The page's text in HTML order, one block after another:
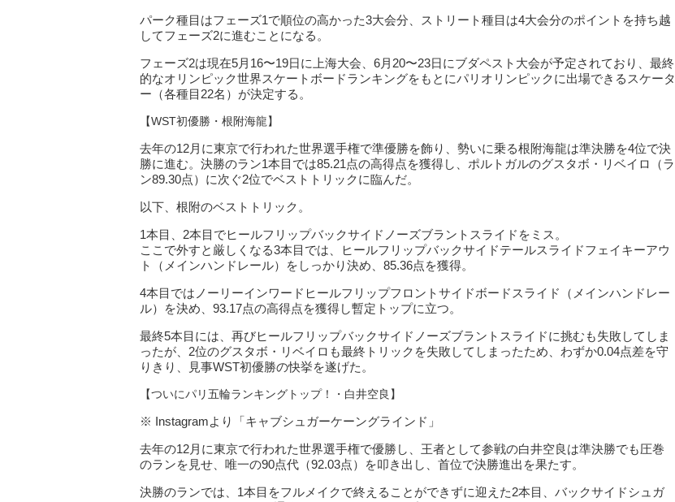
パーク種目はフェーズ1で順位の高かった3大会分、ストリート種目は4大会分のポイントを持ち越
してフェーズ2に進むことになる。
フェーズ2は現在5月16〜19日に上海大会、6月20〜23日にブダペスト大会が予定されており、最終
的なオリンピック世界スケートボードランキングをもとにパリオリンピックに出場できるスケータ
ー（各種目22名）が決定する。
【WST初優勝・根附海龍】
去年の12月に東京で行われた世界選手権で準優勝を飾り、勢いに乗る根附海龍は準決勝を4位で決
勝に進む。決勝のラン1本目では85.21点の高得点を獲得し、ポルトガルのグスタボ・リベイロ（ラ
ン89.30点）に次ぐ2位でベストトリックに臨んだ。
以下、根附のベストトリック。
1本目、2本目でヒールフリップバックサイドノーズブラントスライドをミス。
ここで外すと厳しくなる3本目では、ヒールフリップバックサイドテールスライドフェイキーアウ
ト（メインハンドレール）をしっかり決め、85.36点を獲得。
4本目ではノーリーインワードヒールフリップフロントサイドボードスライド（メインハンドレー
ル）を決め、93.17点の高得点を獲得し暫定トップに立つ。
最終5本目には、再びヒールフリップバックサイドノーズブラントスライドに挑むも失敗してしま
ったが、2位のグスタボ・リベイロも最終トリックを失敗してしまったため、わずか0.04点差を守
りきり、見事WST初優勝の快挙を遂げた。
【ついにパリ五輪ランキングトップ！・白井空良】
※ Instagramより「キャブシュガーケーングラインド」
去年の12月に東京で行われた世界選手権で優勝し、王者として参戦の白井空良は準決勝でも圧巻
のランを見せ、唯一の90点代（92.03点）を叩き出し、首位で決勝進出を果たす。
決勝のランでは、1本目をフルメイクで終えることができずに迎えた2本目、バックサイドシュガ